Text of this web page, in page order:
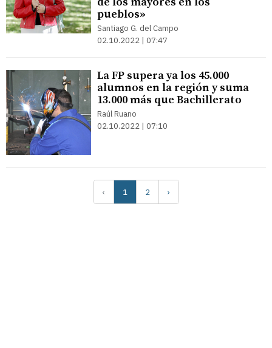
pueblos»
Santiago G. del Campo
02.10.2022 | 07:47
La FP supera ya los 45.000
alumnos en la región y suma
13.000 más que Bachillerato
Raúl Ruano
02.10.2022 | 07:10
‹ 1 2 ›